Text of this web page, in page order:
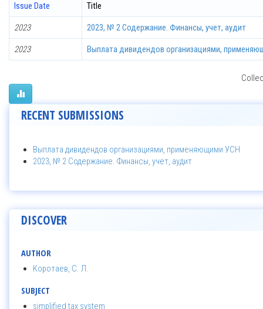
Issue Date
Title
2023 2023, № 2 Содержание. Финансы, учет, аудит
2023 Выплата дивидендов организациями,
RECENT SUBMISSIONS
Выплата дивидендов организациями, применяющими УСН
2023, № 2 Содержание. Финансы, учет, аудит
DISCOVER
AUTHOR
Коротаев, С. Л.
SUBJECT
simplified tax system